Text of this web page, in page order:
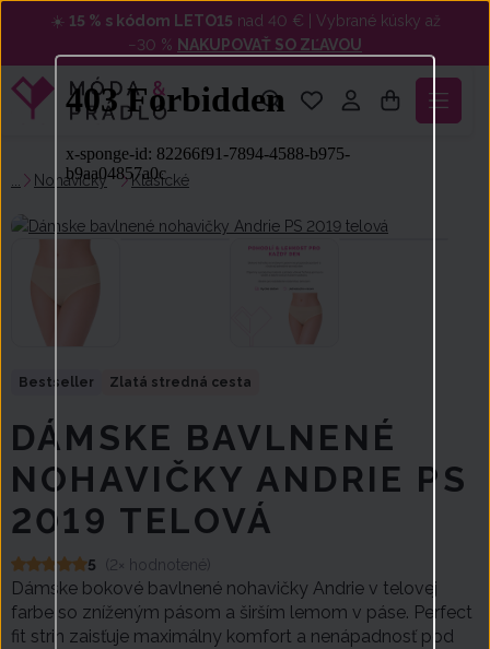
☀️ 15 % s kódom LETO15 nad 40 € | Vybrané kúsky až
−30 % NAKUPOVAŤ SO ZĽAVOU
Nohavičky Klasické
DÁMSKE BAVLNENÉ
NOHAVIČKY ANDRIE PS
2019 TELOVÁ
5 (2× hodnotené)
Dámske bokové bavlnené nohavičky Andrie v telovej
farbe so zníženým pásom a širším lemom v páse. Perfect
fit strih zaisťuje maximálny komfort a nenápadnosť pod